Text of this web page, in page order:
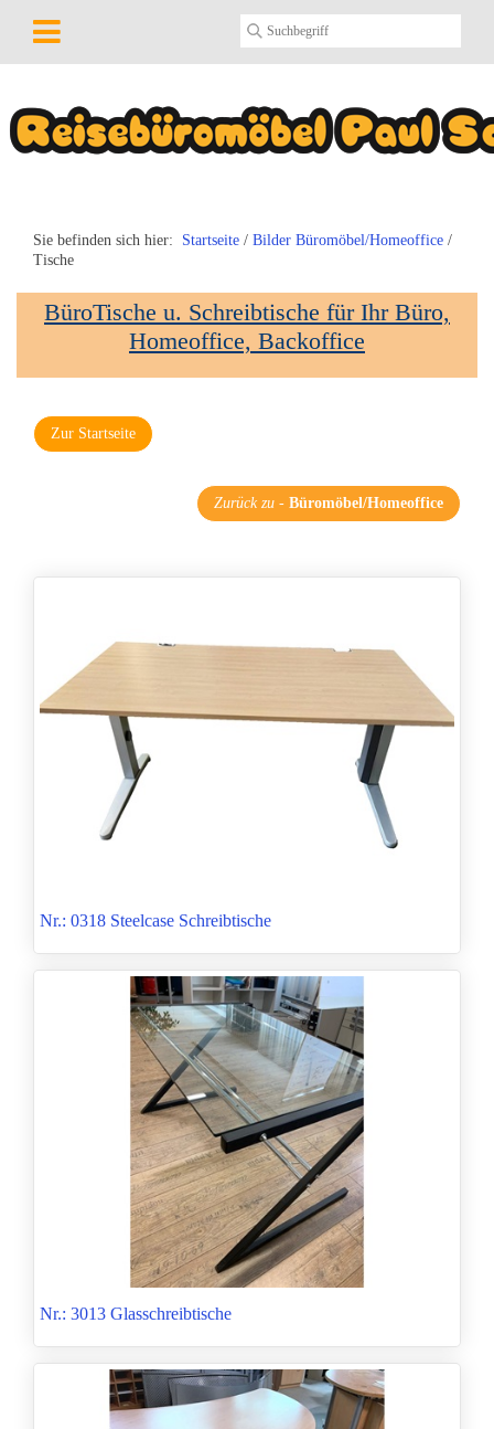
Sie befinden sich hier: Startseite / Bilder Büromöbel/Homeoffice /
Tische
BüroTische u. Schreibtische für Ihr Büro,
Homeoffice, Backoffice
Zur Startseite
Zurück zu - Büromöbel/Homeoffice
Nr.: 0318 Steelcase Schreibtische
Nr.: 3013 Glasschreibtische